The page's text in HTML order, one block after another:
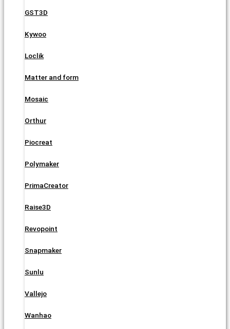
GST3D
Kywoo
Loclik
Matter and form
Mosaic
Orthur
Piocreat
Polymaker
PrimaCreator
Raise3D
Revopoint
Snapmaker
Sunlu
Vallejo
Wanhao